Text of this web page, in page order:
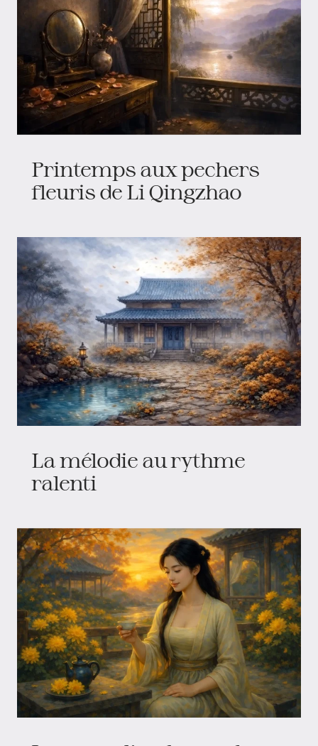
Printemps aux pechers
fleuris de Li Qingzhao
La mélodie au rythme
ralenti